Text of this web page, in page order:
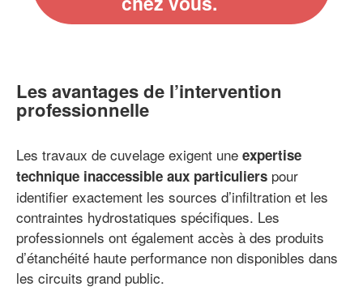
Les avantages de l’intervention
professionnelle
Les travaux de cuvelage exigent une expertise
technique inaccessible aux particuliers pour
identifier exactement les sources d’infiltration et les
contraintes hydrostatiques spécifiques. Les
professionnels ont également accès à des produits
d’étanchéité haute performance non disponibles dans
les circuits grand public.